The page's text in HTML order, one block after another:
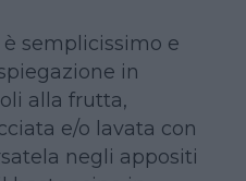
semplicissimo e
in
alla frutta,
e/o lavata con
negli appositi